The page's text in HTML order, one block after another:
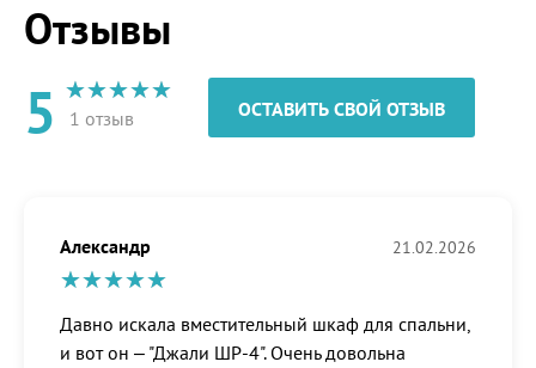
Отзывы
5 1 отзыв ОСТАВИТЬ СВОЙ ОТЗЫВ
Александр 21.02.2026
Давно искала вместительный шкаф для спальни,
и вот он – "Джали ШР-4". Очень довольна